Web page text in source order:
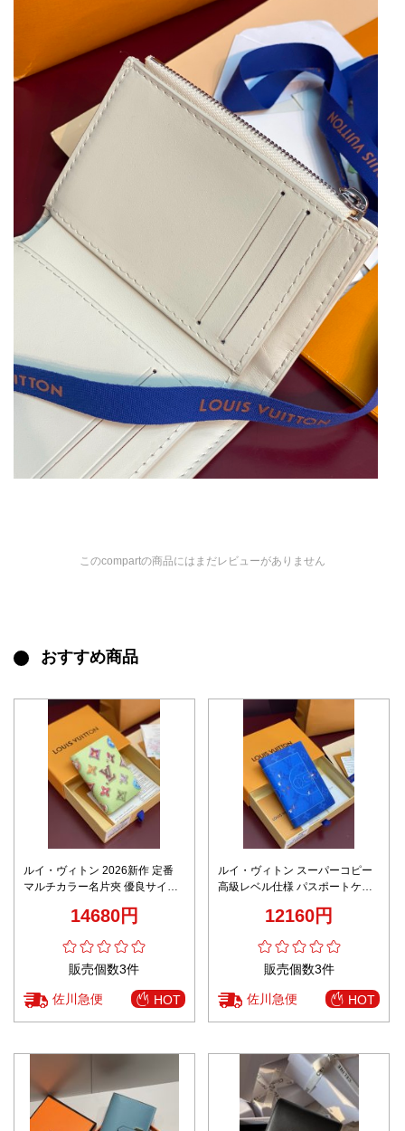
このcompartの商品にはまだレビューがありません
おすすめ商品
ルイ・ヴィトン 2026新作 定番
マルチカラー名片夾 優良サイト
ル 高品質本革使用 安心サイト
14680円
販売個数3件
佐川急便 HOT
ルイ・ヴィトン スーパーコピー
高級レベル仕様 パスポートケー
密ディテール 数量限定入荷
12160円
販売個数3件
佐川急便 HOT